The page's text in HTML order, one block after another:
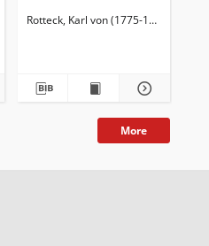
Geschichtsfreunde. Bd. 1
Rotteck, Karl von (1775-1840)
More